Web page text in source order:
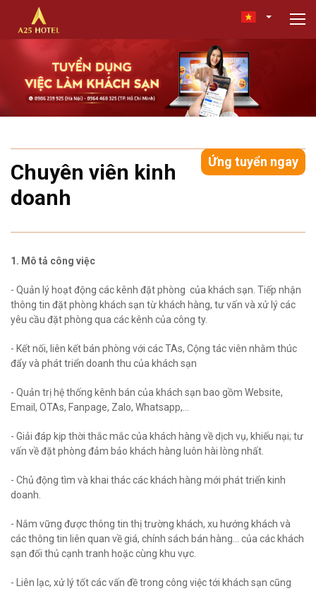
Ứng tuyển ngay
Chuyên viên kinh
doanh
1. Mô tả công việc
- Quản lý hoạt động các kênh đặt phòng của khách sạn. Tiếp nhận
thông tin đặt phòng khách sạn từ khách hàng, tư vấn và xử lý các
yêu cầu đặt phòng qua các kênh của công ty.
- Kết nối, liên kết bán phòng với các TAs, Cộng tác viên nhằm thúc
đẩy và phát triển doanh thu của khách sạn
- Quản trị hệ thống kênh bán của khách sạn bao gồm Website,
Email, OTAs, Fanpage, Zalo, Whatsapp,...
- Giải đáp kịp thời thắc mắc của khách hàng về dịch vụ, khiếu nại; tư
vấn về đặt phòng đảm bảo khách hàng luôn hài lòng nhất.
- Chủ động tìm và khai thác các khách hàng mới phát triển kinh
doanh.
- Nắm vững được thông tin thị trường khách, xu hướng khách và
các thông tin liên quan về giá, chính sách bán hàng... của các khách
sạn đối thủ cạnh tranh hoặc cùng khu vực.
- Liên lạc, xử lý tốt các vấn đề trong công việc tới khách sạn cũng